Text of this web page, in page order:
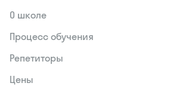
О школе
Процесс обучения
Репетиторы
Цены